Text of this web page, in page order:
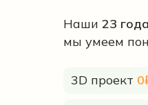
Наши 23
мы умеем
3D проект